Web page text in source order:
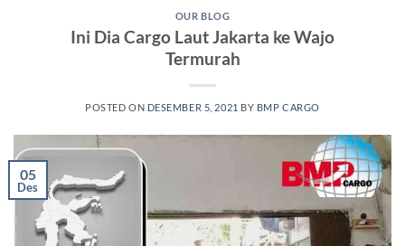
OUR BLOG
Ini Dia Cargo Laut Jakarta ke Wajo
Termurah
POSTED ON DESEMBER 5, 2021 BY BMP CARGO
05
Des